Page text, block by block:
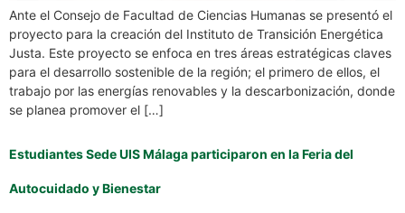
Ante el Consejo de Facultad de Ciencias Humanas se presentó el
proyecto para la creación del Instituto de Transición Energética
Justa. Este proyecto se enfoca en tres áreas estratégicas claves
para el desarrollo sostenible de la región; el primero de ellos, el
trabajo por las energías renovables y la descarbonización, donde
se planea promover el […]
Estudiantes Sede UIS Málaga participaron en la Feria del
Autocuidado y Bienestar